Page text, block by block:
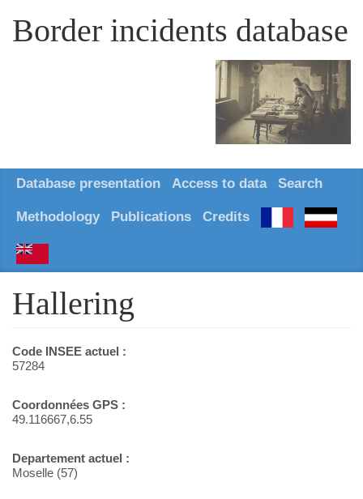
Border incidents database
Database presentation Access to data Search
Methodology Publications Credits
Hallering
Code INSEE actuel :
57284
Coordonnées GPS :
49.116667,6.55
Departement actuel :
Moselle (57)